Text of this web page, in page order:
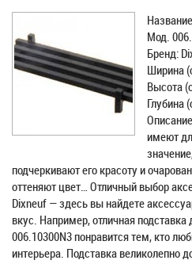
Мод.
Бренд:
Ширина
Высота
Глубина
имеют
подчеркивают его красоту и
оттеняют цвет… Отличный выбор
Dixneuf — здесь вы найдете
вкус. Например, отличная подставка
006.10300N3 понравится тем, кто
интерьера. Подставка великолепно